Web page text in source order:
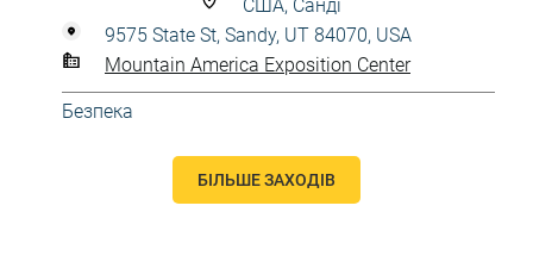
США, Санді
9575 State St, Sandy, UT 84070, USA
Mountain America Exposition Center
Безпека
БІЛЬШЕ ЗАХОДІВ